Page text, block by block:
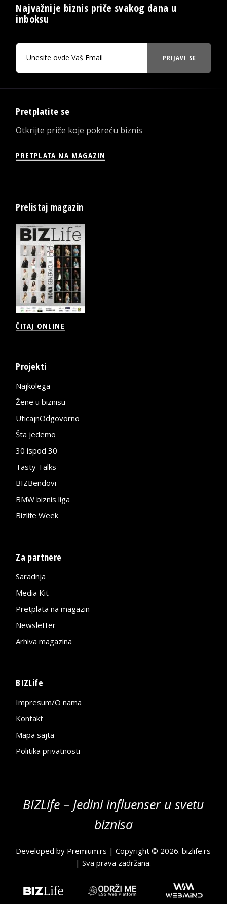
Najvažnije biznis priče svakog dana u
inboksu
PRIJAVI SE
Pretplatite se
Otkrijte priče koje pokreću biznis
PRETPLATA NA MAGAZIN
Prelistaj magazin
ČITAJ ONLINE
Projekti
Najkolega
Žene u biznisu
UticajnOdgovorno
Šta jedemo
30 ispod 30
Tasty Talks
BIZBendovi
BMW biznis liga
Bizlife Week
Za partnere
Saradnja
Media Kit
Pretplata na magazin
Newsletter
Arhiva magazina
BIZLife
Impresum/O nama
Kontakt
Mapa sajta
Politika privatnosti
BIZLife – Jedini influenser u svetu
biznisa
Developed by Premium.rs | Copyright © 2026.bizlife.rs
| Sva prava zadržana.